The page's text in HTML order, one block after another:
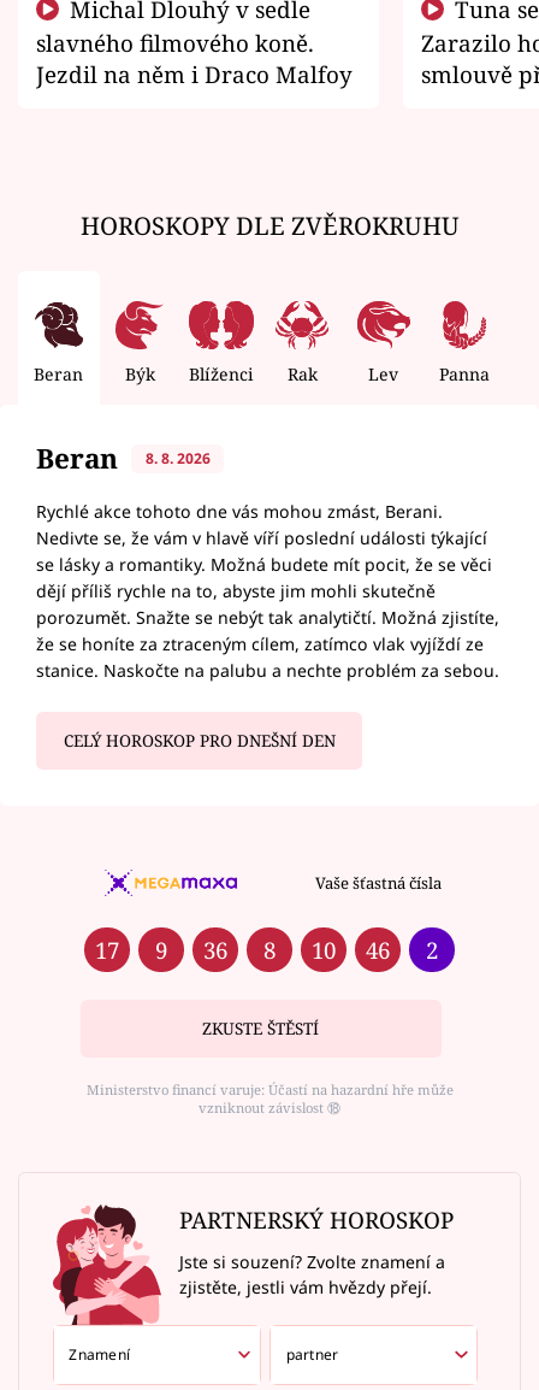
slavného filmového koně.
Jezdil na něm i Draco Malfoy
Zarazilo
smlouvě
HOROSKOPY DLE ZVĚROKRUHU
Beran Býk Blíženci Rak Lev Panna
Beran 8. 8. 2026
Rychlé akce tohoto dne vás mohou zmást, Berani.
Nedivte se, že vám v hlavě víří poslední události týkající
se lásky a romantiky. Možná budete mít pocit, že se věci
dějí příliš rychle na to, abyste jim mohli skutečně
porozumět. Snažte se nebýt tak analytičtí. Možná zjistíte,
že se honíte za ztraceným cílem, zatímco vlak vyjíždí ze
stanice. Naskočte na palubu a nechte problém za sebou.
CELÝ HOROSKOP PRO DNEŠNÍ DEN
Vaše šťastná čísla
17 9 36 8 10 46 2
ZKUSTE ŠTĚSTÍ
Ministerstvo financí varuje: Účastí na hazardní hře může
vzniknout závislost ⑱
PARTNERSKÝ HOROSKOP
Jste si souzení? Zvolte znamení a
zjistěte, jestli vám hvězdy přejí.